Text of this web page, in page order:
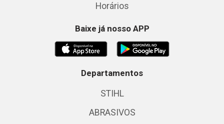
Horários
Baixe já nosso APP
Departamentos
STIHL
ABRASIVOS